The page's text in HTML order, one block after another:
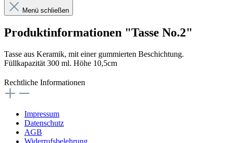
Menü schließen
Produktinformationen "Tasse No.2"
Tasse aus Keramik, mit einer gummierten Beschichtung.
Füllkapazität 300 ml. Höhe 10,5cm
Rechtliche Informationen
Impressum
Datenschutz
AGB